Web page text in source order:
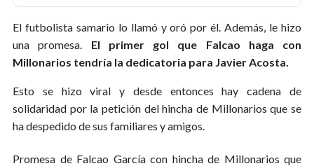
El futbolista samario lo llamó y oró por él. Además, le hizo
una promesa. El primer gol que Falcao haga con
Millonarios tendría la dedicatoria para Javier Acosta.
Esto se hizo viral y desde entonces hay cadena de
solidaridad por la petición del hincha de Millonarios que se
ha despedido de sus familiares y amigos.
Promesa de Falcao García con hincha de Millonarios que